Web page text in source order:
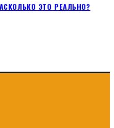
ЭТО РЕАЛЬНО?